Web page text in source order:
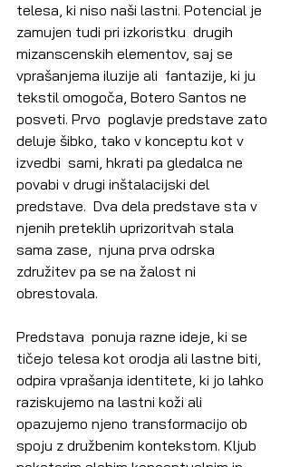
telesa, ki niso naši lastni. Potencial je
zamujen tudi pri izkoristku  drugih
mizanscenskih elementov, saj se
vprašanjema iluzije ali  fantazije, ki ju
tekstil omogoča, Botero Santos ne
posveti. Prvo  poglavje predstave zato
deluje šibko, tako v konceptu kot v
izvedbi  sami, hkrati pa gledalca ne
povabi v drugi inštalacijski del
predstave.  Dva dela predstave sta v
njenih preteklih uprizoritvah stala
sama zase,  njuna prva odrska
združitev pa se na žalost ni
obrestovala.
Predstava  ponuja razne ideje, ki se
tičejo telesa kot orodja ali lastne biti,
odpira vprašanja identitete, ki jo lahko
raziskujemo na lastni koži ali
opazujemo njeno transformacijo ob
spoju z družbenim kontekstom. Kljub